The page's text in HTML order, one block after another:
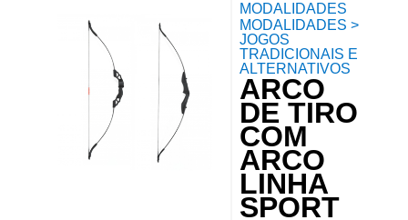
MODALIDADES
MODALIDADES >
JOGOS
TRADICIONAIS E
ALTERNATIVOS
ARCO
DE TIRO
COM
ARCO
LINHA
SPORT